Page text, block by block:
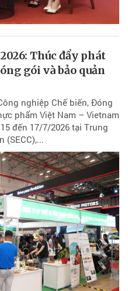
Thúc đẩy phát
gói và bảo quản
nghiệp Chế biến, Đóng
phẩm Việt Nam – Vietnam
đến 17/7/2026 tại Trung
(SECC),...